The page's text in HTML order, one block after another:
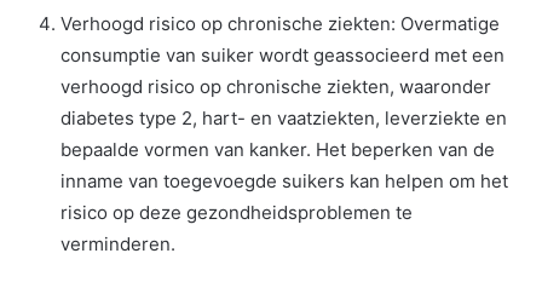
Verhoogd risico op chronische ziekten: Overmatige
consumptie van suiker wordt geassocieerd met een
verhoogd risico op chronische ziekten, waaronder
diabetes type 2, hart- en vaatziekten, leverziekte en
bepaalde vormen van kanker. Het beperken van de
inname van toegevoegde suikers kan helpen om het
risico op deze gezondheidsproblemen te
verminderen.